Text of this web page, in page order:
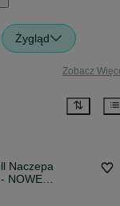
Żygląd
Zobacz
Naczepa
NOWE